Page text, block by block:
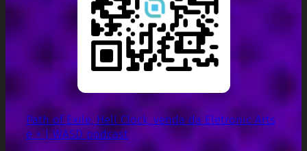
Path of Exile, Hell Clock, venda da Eletronic Arts
e + | WASD podcast